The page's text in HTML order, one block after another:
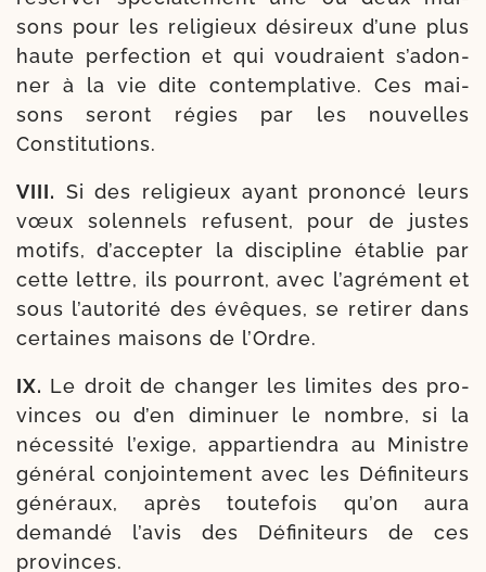
sons pour les reli­gieux dési­reux d’une plus
haute per­fection et qui vou­draient s’a­don­
ner à la vie dite contem­pla­tive. Ces mai­
sons seront régies par les nou­velles
Constitutions.
VIII. Si des reli­gieux ayant pro­non­cé leurs
vœux solen­nels refusent, pour de justes
motifs, d’accepter la dis­ci­pline éta­blie par
cette lettre, ils pour­ront, avec l’a­gré­ment et
sous l’autorité des évêques, se reti­rer dans
cer­taines mai­sons de l’Ordre.
IX. Le droit de chan­ger les limites des pro­
vinces ou d’en dimi­nuer le nombre, si la
néces­si­té l’exige, appar­tien­dra au Ministre
géné­ral conjoin­te­ment avec les Définiteurs
géné­raux, après tou­te­fois qu’on aura
deman­dé l’avis des Définiteurs de ces
provinces.